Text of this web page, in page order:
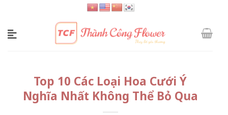
content
Top 10 Các Loại Hoa Cưới Ý
Nghĩa Nhất Không Thể Bỏ Qua